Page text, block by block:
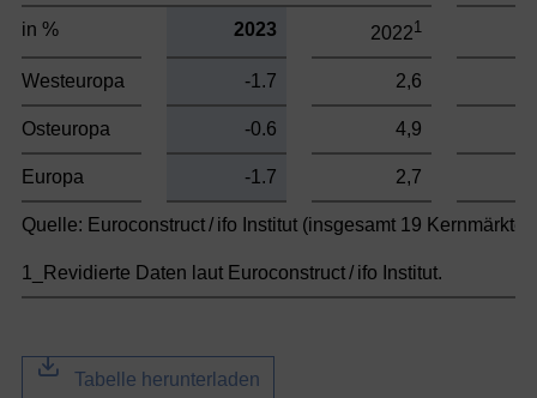
in % 2023 20221
Westeuropa -1.7 2,6
Osteuropa -0.6 4,9
Europa -1.7 2,7
Quelle: Euroconstruct / ifo Institut (insgesamt 19 Kernmärkte)
1_Revidierte Daten laut Euroconstruct / ifo Institut.
Tabelle herunterladen